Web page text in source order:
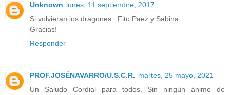
Unknown lunes, 11 septiembre, 2017
Si volvieran los dragones.. Fito Paez y Sabina.
Gracias!
Responder
PROF.JOSÉNAVARRO/U.S.C.R. martes, 25 mayo, 2021
Un Saludo Cordial para todos. Sin ningún ánimo de